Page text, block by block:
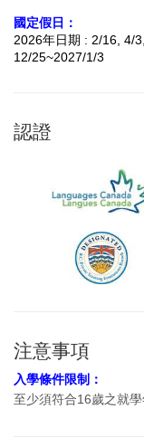
國定假日：
2026年日期 : 2/16, 4/
12/25~2027/1/3
認證
注意事項
入學條件限制：
至少須符合16歲之就學